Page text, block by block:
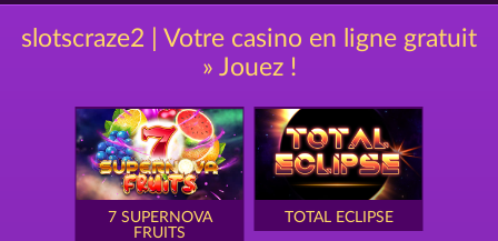
slotscraze2 | Votre casino en ligne gratuit
» Jouez !
7 SUPERNOVA
FRUITS
TOTAL ECLIPSE